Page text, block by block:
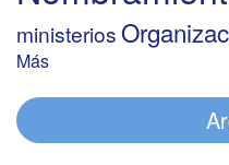
ministerios
Más